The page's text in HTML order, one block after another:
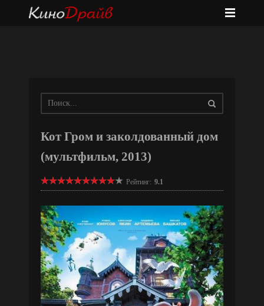
Кот Гром и заколдованный дом
(мультфильм, 2013)
Рейтинг: 9.1